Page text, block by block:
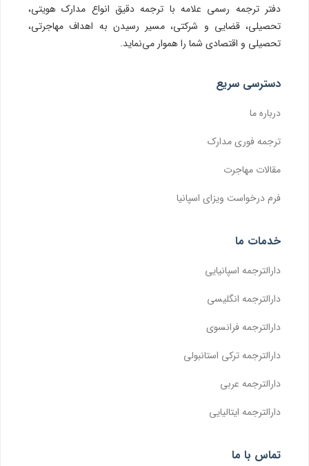
دفتر ترجمه رسمی علامه با ترجمه دقیق انواع مدارک هویتی،
تحصیلی، قضایی و شرکتی، مسیر رسیدن به اهداف مهاجرتی،
تحصیلی و اقتصادی شما را هموار می‌نماید.
دسترسی سریع
درباره ما
ترجمه فوری مدارک
مقالات مهاجرت
فرم درخواست ویزای اسپانیا
خدمات ما
دارالترجمه اسپانیایی
دارالترجمه انگلیسی
دارالترجمه فرانسوی
دارالترجمه ترکی استانبولی
دارالترجمه عربی
دارالترجمه ایتالیایی
تماس با ما